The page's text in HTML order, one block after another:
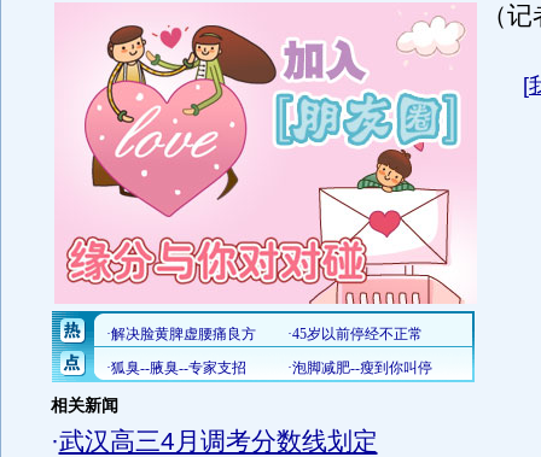
（
[
相关新闻
·武汉高三4月调考分数线划定